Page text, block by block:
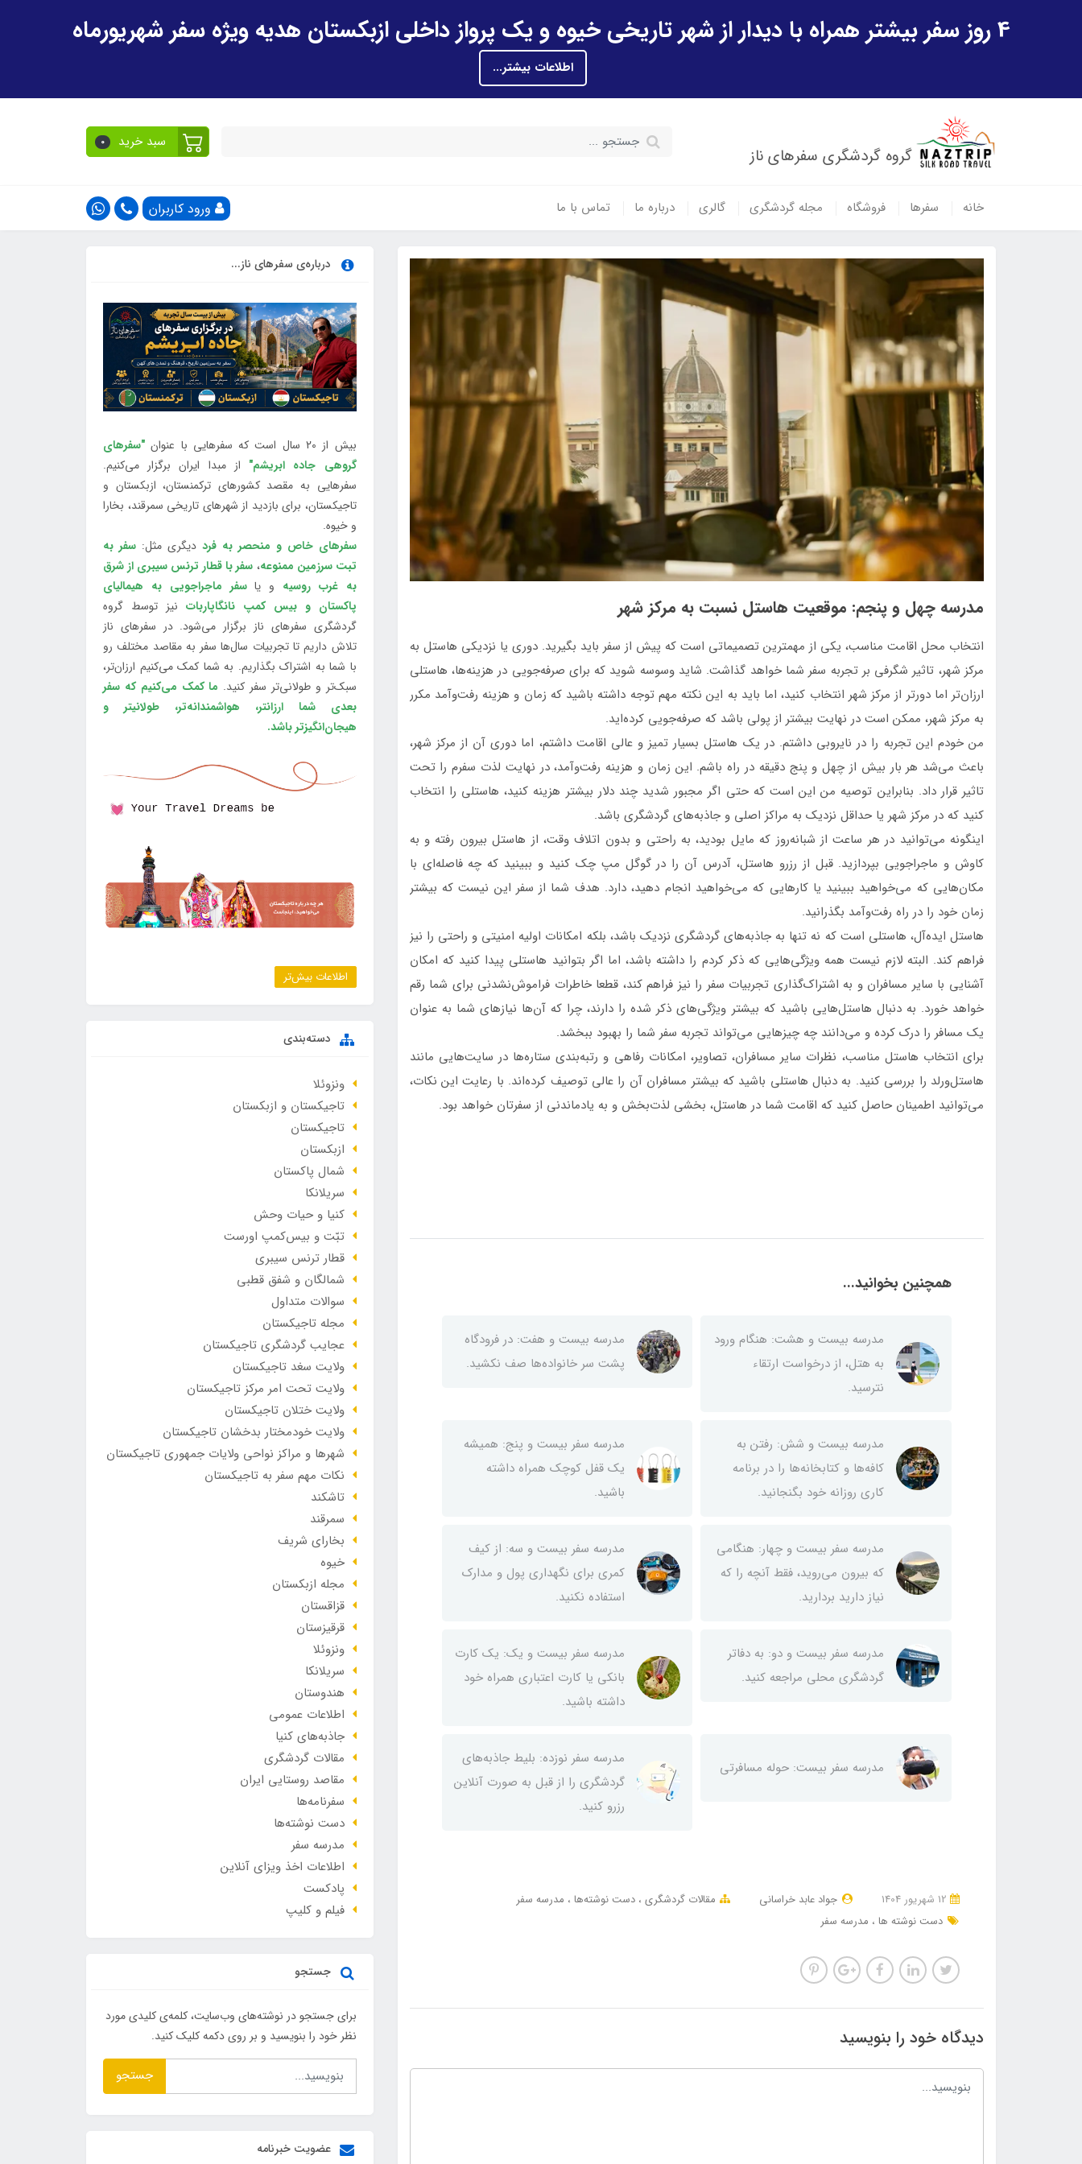
4 روز سفر بیشتر همراه با دیدار از شهر تاریخی خیوه و یک پرواز داخلی ازبکستان هدیه ویژه سفر شهریورماه
اطلاعات بیشتر...
گروه گردشگری سفرهای ناز
سبد خرید 0
خانه سفرها فروشگاه مجله گردشگری گالری درباره ما تماس با ما ورود کاربران
مدرسه چهل و پنجم: موقعیت هاستل نسبت به مرکز شهر
انتخاب محل اقامت مناسب، یکی از مهمترین تصمیماتی است که پیش از سفر باید بگیرید. دوری یا نزدیکی هاستل به
مرکز شهر، تاثیر شگرفی بر تجربه سفر شما خواهد گذاشت. شاید وسوسه شوید که برای صرفه‌جویی در هزینه‌ها، هاستلی
ارزان‌تر اما دورتر از مرکز شهر انتخاب کنید، اما باید به این نکته مهم توجه داشته باشید که زمان و هزینه رفت‌وآمد مکرر
به مرکز شهر، ممکن است در نهایت بیشتر از پولی باشد که صرفه‌جویی کرده‌اید.
من خودم این تجربه را در نایروبی داشتم. در یک هاستل بسیار تمیز و عالی اقامت داشتم، اما دوری آن از مرکز شهر،
باعث می‌شد هر بار بیش از چهل و پنج دقیقه در راه باشم. این زمان و هزینه رفت‌وآمد، در نهایت لذت سفرم را تحت
تاثیر قرار داد. بنابراین توصیه من این است که حتی اگر مجبور شدید چند دلار بیشتر هزینه کنید، هاستلی را انتخاب
کنید که در مرکز شهر یا حداقل نزدیک به مراکز اصلی و جاذبه‌های گردشگری باشد.
اینگونه می‌توانید در هر ساعت از شبانه‌روز که مایل بودید، به راحتی و بدون اتلاف وقت، از هاستل بیرون رفته و به
کاوش و ماجراجویی بپردازید. قبل از رزرو هاستل، آدرس آن را در گوگل مپ چک کنید و ببینید که چه فاصله‌ای با
مکان‌هایی که می‌خواهید ببینید یا کارهایی که می‌خواهید انجام دهید، دارد. هدف شما از سفر این نیست که بیشتر
زمان خود را در راه رفت‌وآمد بگذرانید.
هاستل ایده‌آل، هاستلی است که نه تنها به جاذبه‌های گردشگری نزدیک باشد، بلکه امکانات اولیه امنیتی و راحتی را نیز
فراهم کند. البته لازم نیست همه ویژگی‌هایی که ذکر کردم را داشته باشد، اما اگر بتوانید هاستلی پیدا کنید که امکان
آشنایی با سایر مسافران و به اشتراک‌گذاری تجربیات سفر را نیز فراهم کند، قطعا خاطرات فراموش‌نشدنی برای شما رقم
خواهد خورد. به دنبال هاستل‌هایی باشید که بیشتر ویژگی‌های ذکر شده را دارند، چرا که آن‌ها نیازهای شما به عنوان
یک مسافر را درک کرده و می‌دانند چه چیزهایی می‌تواند تجربه سفر شما را بهبود ببخشد.
برای انتخاب هاستل مناسب، نظرات سایر مسافران، تصاویر، امکانات رفاهی و رتبه‌بندی ستاره‌ها در سایت‌هایی مانند
هاستل‌ورلد را بررسی کنید. به دنبال هاستلی باشید که بیشتر مسافران آن را عالی توصیف کرده‌اند. با رعایت این نکات،
می‌توانید اطمینان حاصل کنید که اقامت شما در هاستل، بخشی لذت‌بخش و به یادماندنی از سفرتان خواهد بود.
همچنین بخوانید...
مدرسه بیست و هشت: هنگام ورود
به هتل، از درخواست ارتقاء
نترسید.
مدرسه بیست و هفت: در فرودگاه‌
پشت سر خانواده‌ها صف نکشید.
مدرسه بیست و شش: رفتن به
کافه‌ها و کتابخانه‌ها را در برنامه
کاری روزانه خود بگنجانید.
مدرسه سفر بیست و پنج: همیشه
یک قفل کوچک همراه داشته
باشید.
مدرسه سفر بیست و چهار: هنگامی
که بیرون می‌روید، فقط آنچه را که
نیاز دارید بردارید.
مدرسه سفر بیست و سه: از کیف
کمری برای نگهداری پول و مدارک
استفاده نکنید.
مدرسه سفر بیست و دو: به دفاتر
گردشگری محلی مراجعه کنید.
مدرسه سفر بیست و یک: یک کارت
بانکی یا کارت اعتباری همراه خود
داشته باشید.
مدرسه سفر بیست: حوله مسافرتی
مدرسه سفر نوزده: بلیط‌ جاذبه‌های
گردشگری را از قبل به صورت آنلاین
رزرو کنید.
جواد عابد خراسانی مقالات گردشگری دست نوشته‌ها
مدرسه سفر
دست نوشته ها
مدرسه سفر
دیدگاه خود را بنویسید
درباره‌ی سفرهای ناز...
بیش از 20 سال است که سفرهایی با عنوان
"سفرهای
گروهی جاده ابریشم" از مبدا ایران برگزار می‌کنیم.
سفرهایی به مقصد کشورهای ترکمنستان، ازبکستان و
تاجیکستان، برای بازدید از شهرهای تاریخی سمرقند، بخارا
و خیوه.
سفرهای خاص و منحصر به فرددیگری مثل:سفر به
تبت سرزمین ممنوعه، سفر با قطار ترنس سیبری از شرق
به غرب روسیه و یاسفر ماجراجویی به هیمالیای
پاکستان و بیس کمپ نانگاپاربات نیز توسط گروه
گردشگری سفرهای ناز برگزار می‌شود. در سفرهای ناز
تلاش داریم تا تجربیات سال‌ها سفر به مقاصد مختلف رو
با شما به اشتراک بگذاریم. به شما کمک می‌کنیم ارزان‌تر،
سبک‌تر و طولانی‌تر سفر کنید. ما کمک می‌کنیم که سفر
بعدی شما ارزانتر، هواشمندانه‌تر، طولانی‎تر و
هیجان‌انگیزتر باشد.
اطلاعات بیش‌تر
دسته‌بندی
ونزوئلا
تاجیکستان و ازبکستان
تاجیکستان
ازبکستان
شمال پاکستان
سریلانکا
کنیا و حیات وحش
تبّت و بیس‌کمپ اورست
قطار ترنس سیبری
شمالگان و شفق قطبی
سوالات متداول
مجله تاجیکستان
عجایب گردشگری تاجیکستان
ولایت سغد تاجیکستان
ولایت تحت امر مرکز تاجیکستان
ولایت ختلان تاجیکستان
ولایت خودمختار بدخشان تاجیکستان
شهرها و مراکز نواحی ولایات جمهوری تاجیکستان
نکات مهم سفر به تاجیکستان
تاشکند
سمرقند
بخارای شریف
خیوه
مجله ازبکستان
قزاقستان
قرقیزستان
ونزوئلا
سریلانکا
هندوستان
اطلاعات عمومی
جاذبه‌های کنیا
مقالات گردشگری
مقاصد روستایی ایران
سفرنامه‌ها
دست نوشته‌ها
مدرسه سفر
اطلاعات اخذ ویزای آنلاین
پادکست
فیلم و کلیپ
جستجو
برای جستجو در نوشته‌های وب‌سایت، کلمه‌ی کلیدی مورد
نظر خود را بنویسید و بر روی دکمه کلیک کنید.
جستجو
عضویت خبرنامه